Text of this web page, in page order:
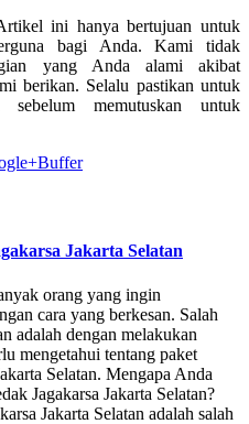
ini hanya bertujuan untuk
bagi Anda. Kami tidak
yang Anda alami akibat
berikan. Selalu pastikan untuk
memutuskan untuk
Buffer
Jakarta Selatan
orang yang ingin
cara yang berkesan. Salah
adalah dengan melakukan
mengetahui tentang paket
Selatan. Mengapa Anda
Jagakarsa Jakarta Selatan?
Jakarta Selatan adalah salah